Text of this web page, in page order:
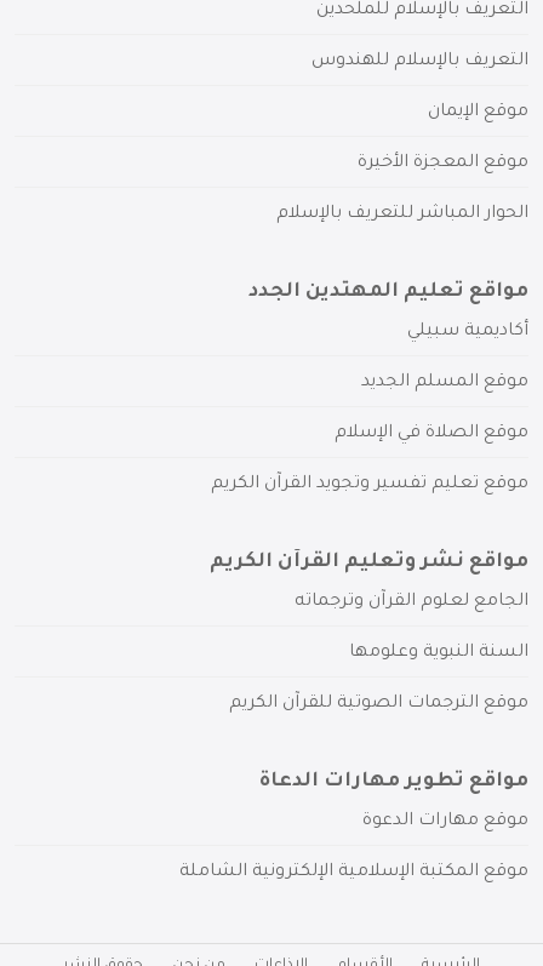
التعريف بالإسلام للملحدين
التعريف بالإسلام للهندوس
موقع الإيمان
موقع المعجزة الأخيرة
الحوار المباشر للتعريف بالإسلام
مواقع تعليم المهتدين الجدد
أكاديمية سبيلي
موقع المسلم الجديد
موقع الصلاة في الإسلام
موقع تعليم تفسير وتجويد القرآن الكريم
مواقع نشر وتعليم القرآن الكريم
الجامع لعلوم القرآن وترجماته
السنة النبوية وعلومها
موقع الترجمات الصوتية للقرآن الكريم
مواقع تطوير مهارات الدعاة
موقع مهارات الدعوة
موقع المكتبة الإسلامية الإلكترونية الشاملة